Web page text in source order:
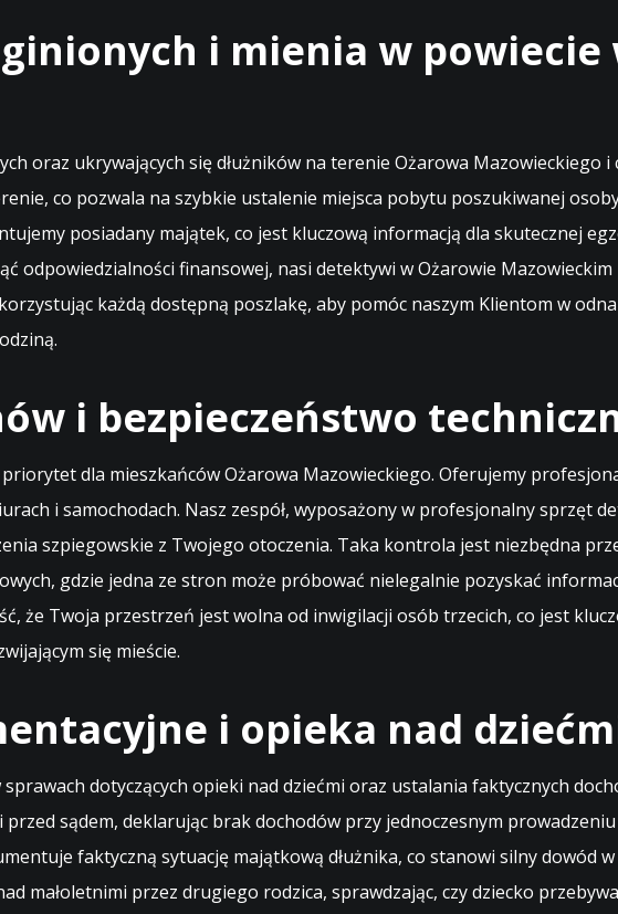
i mienia w
oraz ukrywających się dłużników na terenie Ożarowa Mazowieckiego i
co pozwala na szybkie ustalenie miejsca pobytu poszukiwanej
posiadany majątek, co jest kluczową informacją dla skutecznej
odpowiedzialności finansowej, nasi detektywi w Ożarowie
każdą dostępną poszlakę, aby pomóc naszym Klientom w
i bezpieczeństwo
dla mieszkańców Ożarowa Mazowieckiego. Oferujemy
i samochodach. Nasz zespół, wyposażony w profesjonalny sprzęt
szpiegowskie z Twojego otoczenia. Taka kontrola jest niezbędna
gdzie jedna ze stron może próbować nielegalnie pozyskać
że Twoja przestrzeń jest wolna od inwigilacji osób trzecich, co jest
się mieście.
i opieka nad
dotyczących opieki nad dziećmi oraz ustalania faktycznych
sądem, deklarując brak dochodów przy jednoczesnym
faktyczną sytuację majątkową dłużnika, co stanowi silny dowód
małoletnimi przez drugiego rodzica, sprawdzając, czy dziecko